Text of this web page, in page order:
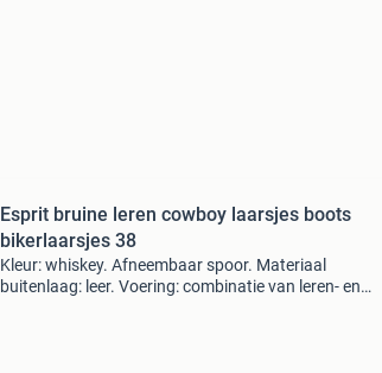
Esprit bruine leren cowboy laarsjes boots
bikerlaarsjes 38
Kleur: whiskey. Afneembaar spoor. Materiaal
buitenlaag: leer. Voering: combinatie van leren- en